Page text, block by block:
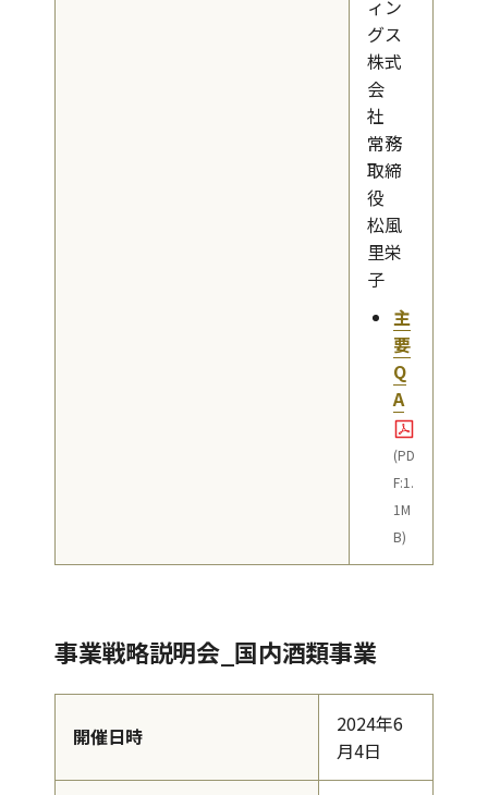
ィン
グス
株式
会
社
常務
取締
役
松風
里栄
子
主
要
Q
A
(PD
F:1.
1M
B)
事業戦略説明会_国内酒類事業
開催日時
2024年6
月4日